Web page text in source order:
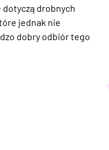
drobnych
jednak nie
dobry odbiór tego